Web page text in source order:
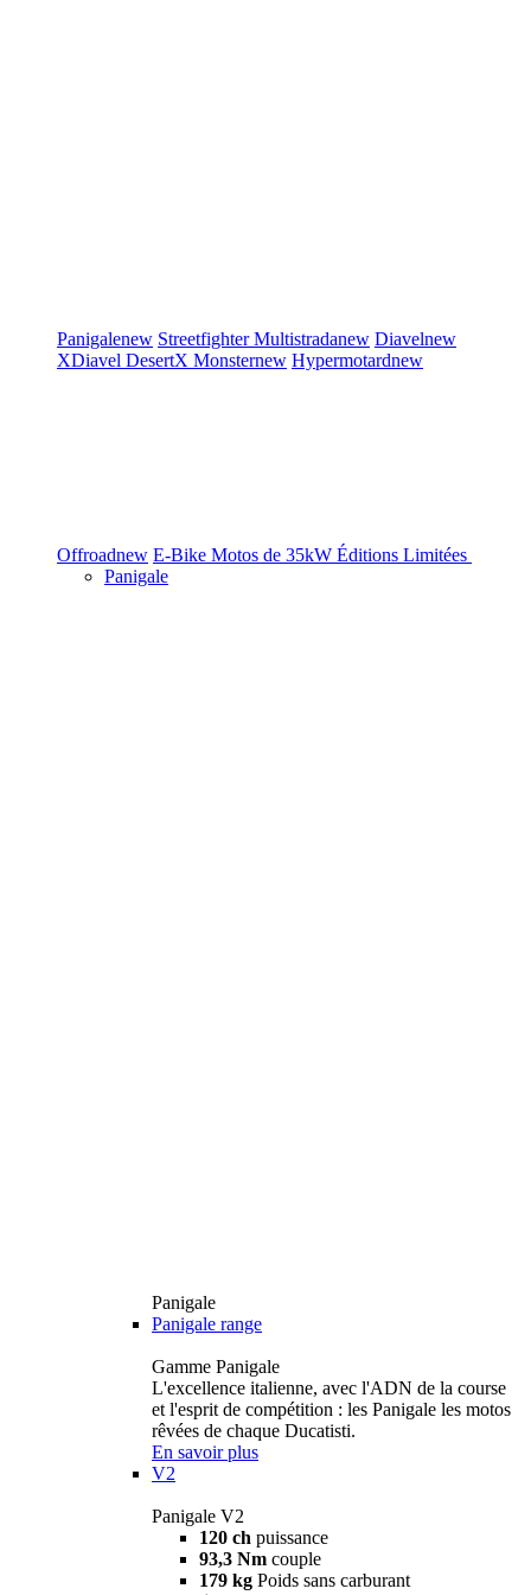
Panigalenew StreetfighterMultistradanew Diavelnew
XDiavel DesertX Monsternew Hypermotardnew
Offroadnew E-Bike Motos de 35kW Éditions Limitées
Panigale
Panigale
Panigale range
Gamme Panigale
L'excellence italienne, avec l'ADN de la course
et l'esprit de compétition : les Panigale les motos
rêvées de chaque Ducatisti.
En savoir plus
V2
Panigale V2
120 ch puissance
93,3 Nm couple
179 kg Poids sans carburant